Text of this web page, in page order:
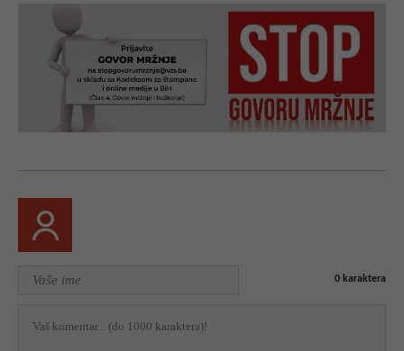
0 karaktera